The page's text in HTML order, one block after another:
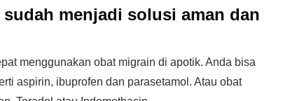
menjadi solusi aman dan
menggunakan obat migrain di apotik. Anda bisa
aspirin, ibuprofen dan parasetamol. Atau obat